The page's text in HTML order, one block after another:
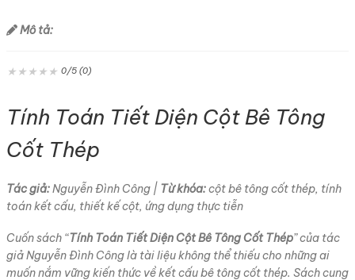
Mô tả:
★ ★ ★ ★ ★ 0/5 (0)
Tính Toán Tiết Diện Cột Bê Tông
Cốt Thép
Tác giả:Nguyễn Đình Công | Từ khóa:cột bê tông cốt thép, tính
toán kết cấu, thiết kế cột, ứng dụng thực tiễn
Cuốn sách “Tính Toán Tiết Diện Cột Bê Tông Cốt Thép” của tác
giả Nguyễn Đình Công là tài liệu không thể thiếu cho những ai
muốn nắm vững kiến thức về kết cấu bê tông cốt thép. Sách cung